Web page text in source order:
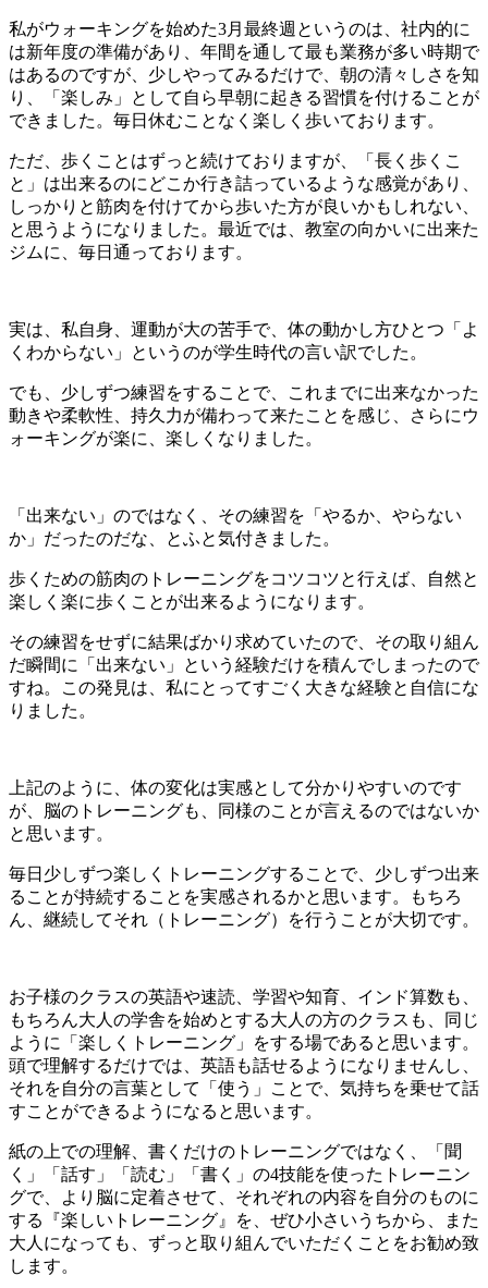
私がウォーキングを始めた3月最終週というのは、社内的に
は新年度の準備があり、年間を通して最も業務が多い時期で
はあるのですが、少しやってみるだけで、朝の清々しさを知
り、「楽しみ」として自ら早朝に起きる習慣を付けることが
できました。毎日休むことなく楽しく歩いております。
ただ、歩くことはずっと続けておりますが、「長く歩くこ
と」は出来るのにどこか行き詰っているような感覚があり、
しっかりと筋肉を付けてから歩いた方が良いかもしれない、
と思うようになりました。最近では、教室の向かいに出来た
ジムに、毎日通っております。
実は、私自身、運動が大の苦手で、体の動かし方ひとつ「よ
くわからない」というのが学生時代の言い訳でした。
でも、少しずつ練習をすることで、これまでに出来なかった
動きや柔軟性、持久力が備わって来たことを感じ、さらにウ
ォーキングが楽に、楽しくなりました。
「出来ない」のではなく、その練習を「やるか、やらない
か」だったのだな、とふと気付きました。
歩くための筋肉のトレーニングをコツコツと行えば、自然と
楽しく楽に歩くことが出来るようになります。
その練習をせずに結果ばかり求めていたので、その取り組ん
だ瞬間に「出来ない」という経験だけを積んでしまったので
すね。この発見は、私にとってすごく大きな経験と自信にな
りました。
上記のように、体の変化は実感として分かりやすいのです
が、脳のトレーニングも、同様のことが言えるのではないか
と思います。
毎日少しずつ楽しくトレーニングすることで、少しずつ出来
ることが持続することを実感されるかと思います。もちろ
ん、継続してそれ（トレーニング）を行うことが大切です。
お子様のクラスの英語や速読、学習や知育、インド算数も、
もちろん大人の学舎を始めとする大人の方のクラスも、同じ
ように「楽しくトレーニング」をする場であると思います。
頭で理解するだけでは、英語も話せるようになりませんし、
それを自分の言葉として「使う」ことで、気持ちを乗せて話
すことができるようになると思います。
紙の上での理解、書くだけのトレーニングではなく、「聞
く」「話す」「読む」「書く」の4技能を使ったトレーニン
グで、より脳に定着させて、それぞれの内容を自分のものに
する『楽しいトレーニング』を、ぜひ小さいうちから、また
大人になっても、ずっと取り組んでいただくことをお勧め致
します。